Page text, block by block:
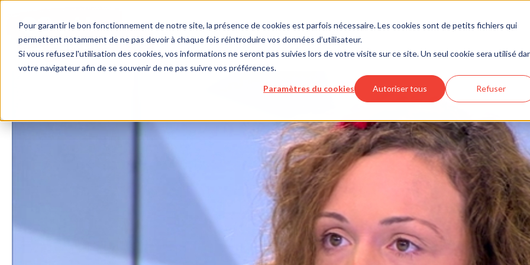
Pour garantir le bon fonctionnement de notre site, la présence de cookies est parfois nécessaire. Les cookies sont de petits fichiers qui
permettent notamment de ne pas devoir à chaque fois réintroduire vos données d’utilisateur.
Si vous refusez l'utilisation des cookies, vos informations ne seront pas suivies lors de votre visite sur ce site. Un seul cookie sera utilisé
votre navigateur afin de se souvenir de ne pas suivre vos préférences.
Paramètres du cookies Autoriser tous Refuser